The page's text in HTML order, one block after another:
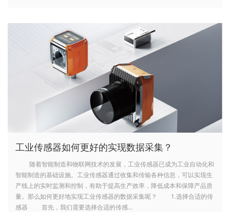
工业传感器如何更好的实现数据采集？
随着智能制造和物联网技术的发展，工业传感器已成为工业自动化和
智能制造的基础设施。工业传感器通过收集和传输各种信息，可以实现生
产线上的实时监测和控制，有助于提高生产效率，降低成本和保障产品质
量。那么如何更好地实现工业传感器的数据采集呢？ 1.选择合适的传
感器 首先，我们需要选择合适的传感...